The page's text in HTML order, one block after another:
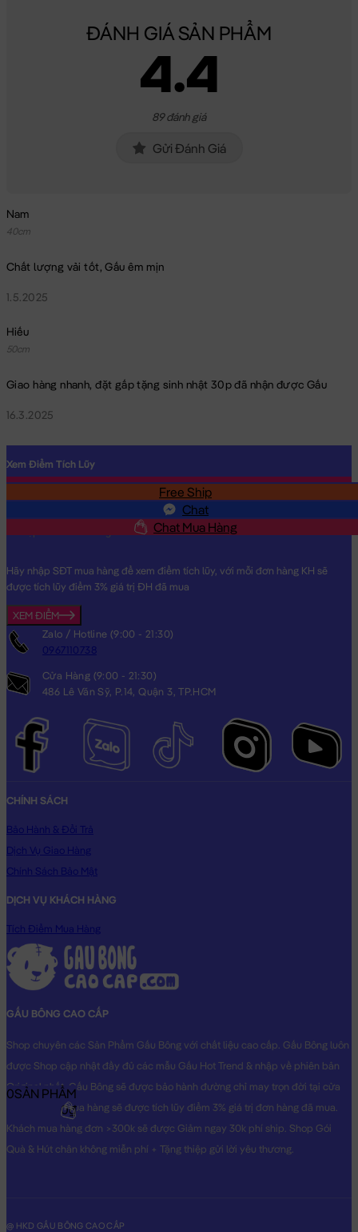
Chó Bông SHIBA ngồi lè lưỡi Cosplay Bò Sữa
ĐÁNH GIÁ SẢN PHẨM
4.4
89 đánh giá
Gửi Đánh Giá
Nam
40cm
Chất lượng vải tốt, Gấu êm mịn
1.5.2025
Hiếu
50cm
Giao hàng nhanh, đặt gấp tặng sinh nhật 30p đã nhận được Gấu
16.3.2025
Free Ship
Chat
Chat Mua Hàng
Xem Điểm Tích Lũy
Hãy nhập SĐT mua hàng để xem điểm tích lũy, với mỗi đơn hàng KH sẽ
được tích lũy điểm 3% giá trị ĐH đã mua
XEM ĐIỂM
Zalo / Hotline (9:00 - 21:30)
0967110738
Cửa Hàng (9:00 - 21:30)
486 Lê Văn Sỹ, P.14, Quận 3, TP.HCM
CHÍNH SÁCH
Bảo Hành & Đổi Trả
Dịch Vụ Giao Hàng
Chính Sách Bảo Mật
DỊCH VỤ KHÁCH HÀNG
Tích Điểm Mua Hàng
GẤU BÔNG CAO CẤP
Shop chuyên các Sản Phẩm Gấu Bông với chất liệu cao cấp. Gấu Bông luôn
được Shop cập nhật đầy đủ các mẫu Gấu Hot Trend & nhập về phiên bản
Original nhất. Gấu Bông sẽ được bảo hành đường chỉ may trọn đời tại cửa
hàng, Khách mua hàng sẽ được tích lũy điểm 3% giá trị đơn hàng đã mua.
Khách mua hàng đơn >300k sẽ được Giảm ngay 30k phí ship. Shop Gói
Quà & Hút chân không miễn phí + Tặng thiệp gửi lời yêu thương.
@ HKD GẤU BÔNG CAO CẤP
0SẢN PHẨM
0₫